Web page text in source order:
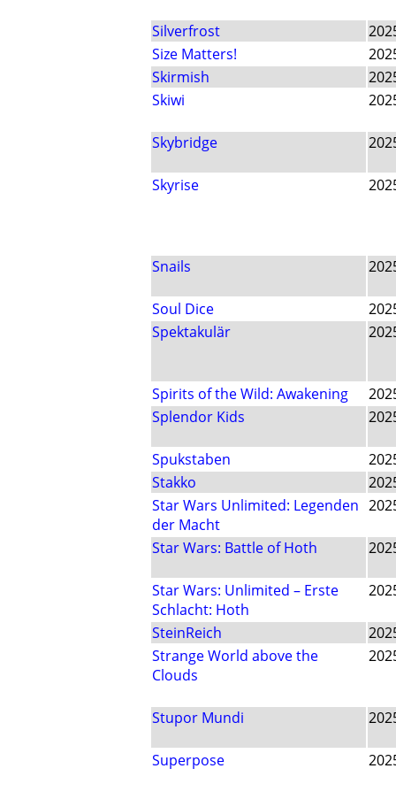
Silverfrost
Size Matters!
Skirmish
Skiwi
Skybridge
Skyrise
Snails
Soul Dice
Spektakulär
Spirits of the Wild: Awakening
Splendor Kids
Spukstaben
Stakko
Star Wars Unlimited: Legenden
der Macht
Star Wars: Battle of Hoth
Star Wars: Unlimited – Erste
Schlacht: Hoth
SteinReich
Strange World above the
Clouds
Stupor Mundi
Superpose